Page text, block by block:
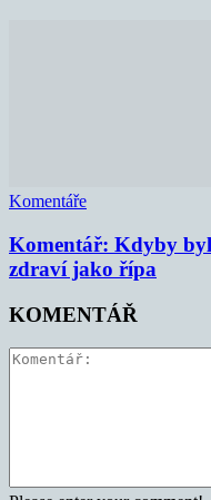
Komentáře
Komentář: Kdyby byl
zdraví jako řípa
KOMENTÁŘ